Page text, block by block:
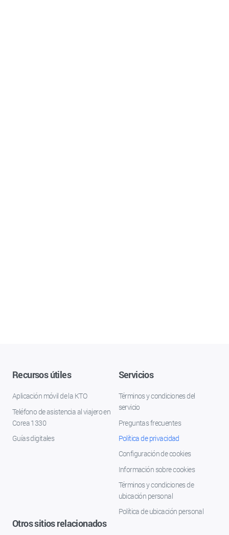
Recursos útiles
Aplicación móvil de la KTO
Teléfono de asistencia al viajero en
Corea 1330
Guías digitales
Servicios
Términos y condiciones del
servicio
Preguntas frecuentes
Política de privacidad
Configuración de cookies
Información sobre cookies
Términos y condiciones de
ubicación personal
Política de ubicación personal
Otros sitios relacionados